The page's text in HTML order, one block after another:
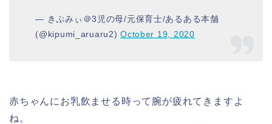
— きぷみぃ＠3児の母/元保育士/あるある本舗
(@kipumi_aruaru2)October 19, 2020
赤ちゃんにお乳飲ませる時って腕が疲れてきますよ
ね。